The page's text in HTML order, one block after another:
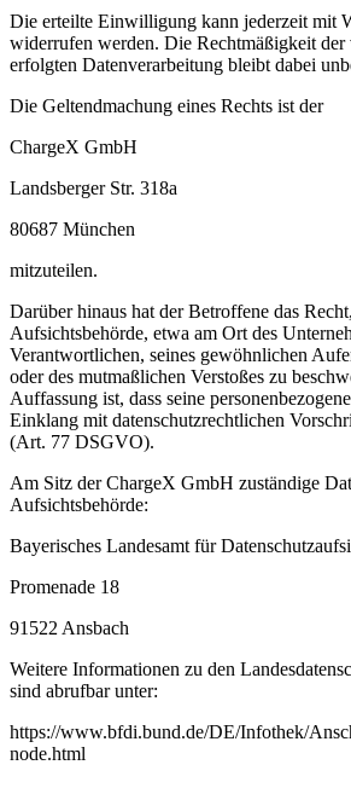
Die erteilte Einwilligung kann jederzeit mit
widerrufen werden. Die Rechtmäßigkeit
erfolgten Datenverarbeitung bleibt dabei
Die Geltendmachung eines Rechts ist der
ChargeX GmbH
Landsberger Str. 318a
80687 München
mitzuteilen.
Darüber hinaus hat der Betroffene das
Aufsichtsbehörde, etwa am Ort des
Verantwortlichen, seines gewöhnlichen
oder des mutmaßlichen Verstoßes zu
Auffassung ist, dass seine
Einklang mit datenschutzrechtlichen
(Art. 77 DSGVO).
Am Sitz der ChargeX GmbH zuständige
Aufsichtsbehörde:
Bayerisches Landesamt für
Promenade 18
91522 Ansbach
Weitere Informationen zu den
sind abrufbar unter:
https://www.bfdi.bund.de/DE/Infothek/
node.html